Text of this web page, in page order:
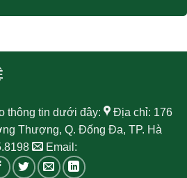
thông tin dưới đây:
Địa chỉ: 176
Thượng, Q. Đống Đa, TP. Hà
Email: